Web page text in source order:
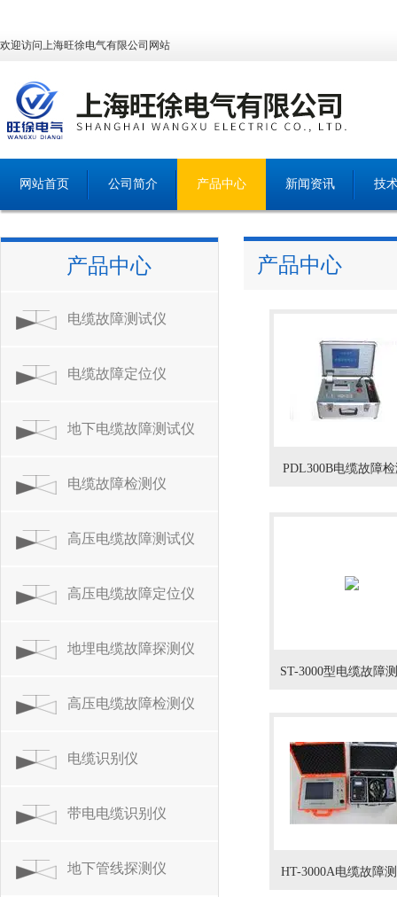
欢迎访问上海旺徐电气有限公司网站
网站首页 公司简介 产品中心 新闻资讯 技
产品中心
电缆故障测试仪
电缆故障定位仪
地下电缆故障测试仪
电缆故障检测仪
高压电缆故障测试仪
高压电缆故障定位仪
地埋电缆故障探测仪
高压电缆故障检测仪
电缆识别仪
带电电缆识别仪
地下管线探测仪
产品中心
PDL300B电缆故障
ST-3000型电缆故障
HT-3000A电缆故障